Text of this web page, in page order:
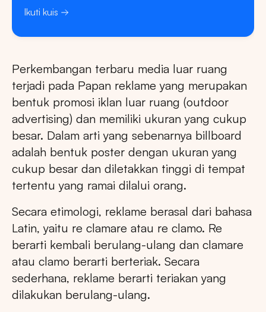
Ikuti kuis
Perkembangan terbaru media luar ruang
terjadi pada Papan reklame yang merupakan
bentuk promosi iklan luar ruang (outdoor
advertising) dan memiliki ukuran yang cukup
besar. Dalam arti yang sebenarnya billboard
adalah bentuk poster dengan ukuran yang
cukup besar dan diletakkan tinggi di tempat
tertentu yang ramai dilalui orang.
Secara etimologi, reklame berasal dari bahasa
Latin, yaitu re clamare atau re clamo. Re
berarti kembali berulang-ulang dan clamare
atau clamo berarti berteriak. Secara
sederhana, reklame berarti teriakan yang
dilakukan berulang-ulang.